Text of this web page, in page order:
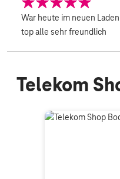
War heute im neuen
top alle sehr freundlich
Telekom